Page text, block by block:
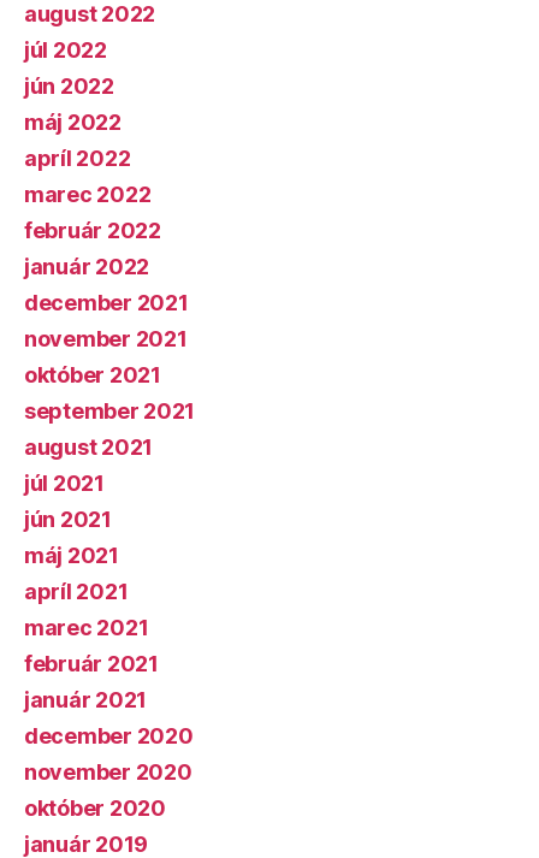
august 2022
júl 2022
jún 2022
máj 2022
apríl 2022
marec 2022
február 2022
január 2022
december 2021
november 2021
október 2021
september 2021
august 2021
júl 2021
jún 2021
máj 2021
apríl 2021
marec 2021
február 2021
január 2021
december 2020
november 2020
október 2020
január 2019